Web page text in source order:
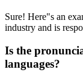
Sure! Here"s an
industry and is
Is the
languages?